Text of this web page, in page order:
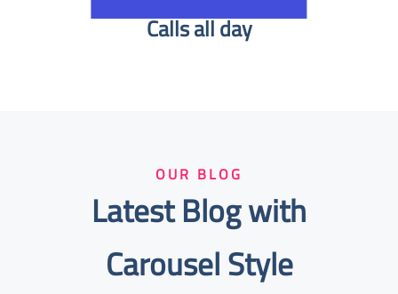
Calls all day
OUR BLOG
Latest Blog with
Carousel Style